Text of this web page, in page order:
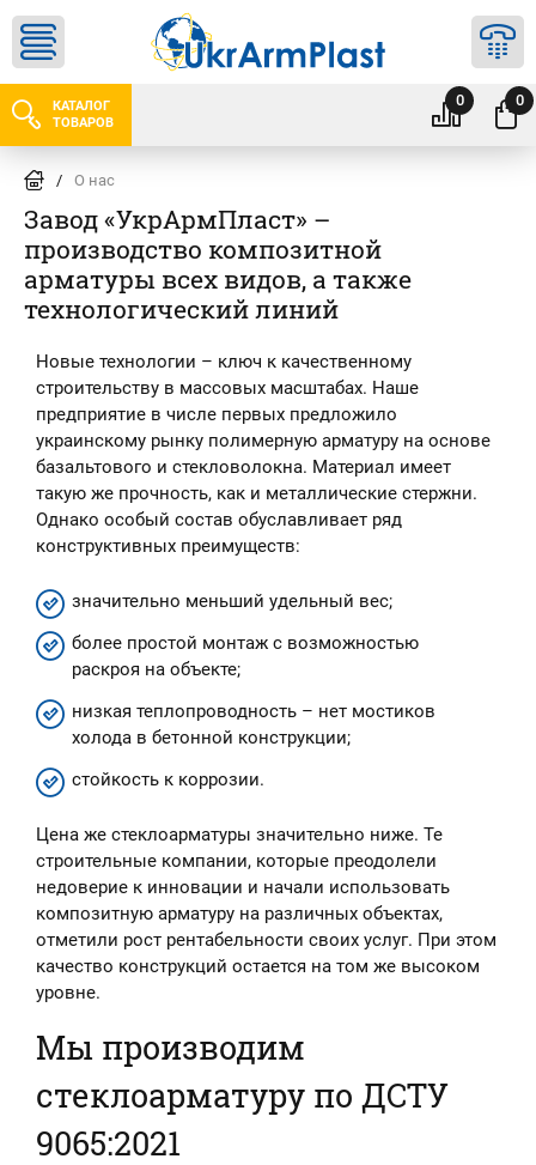
КАТАЛОГ
ТОВАРОВ
0 0
/ О нас
Завод «УкрАрмПласт» –
производство композитной
арматуры всех видов, а также
технологический линий
Новые технологии – ключ к качественному
строительству в массовых масштабах. Наше
предприятие в числе первых предложило
украинскому рынку полимерную арматуру на основе
базальтового и стекловолокна. Материал имеет
такую же прочность, как и металлические стержни.
Однако особый состав обуславливает ряд
конструктивных преимуществ:
значительно меньший удельный вес;
более простой монтаж с возможностью
раскроя на объекте;
низкая теплопроводность – нет мостиков
холода в бетонной конструкции;
стойкость к коррозии.
Цена же стеклоарматуры значительно ниже. Те
строительные компании, которые преодолели
недоверие к инновации и начали использовать
композитную арматуру на различных объектах,
отметили рост рентабельности своих услуг. При этом
качество конструкций остается на том же высоком
уровне.
Мы производим
стеклоарматуру по ДСТУ
9065:2021